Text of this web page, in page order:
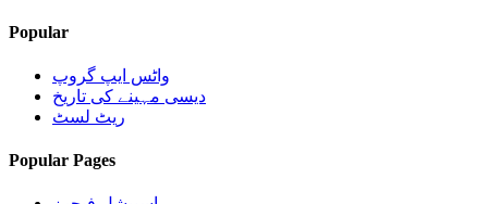
Popular
واٹس ایپ گروپ
دیسی مہینے کی تاریخ
ریٹ لسٹ
Popular Pages